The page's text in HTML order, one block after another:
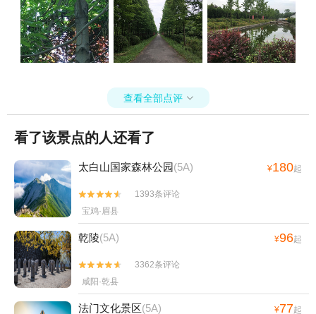
查看全部点评 
看了该景点的人还看了
太白山国家森林公园(5A) ¥180起


1393条评论
宝鸡·眉县
乾陵(5A) ¥96起


3362条评论
咸阳·乾县
法门文化景区(5A) ¥77起